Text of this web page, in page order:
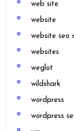
web site
website
website seo
websites
weglot
wildshark
wordpress
wordpress